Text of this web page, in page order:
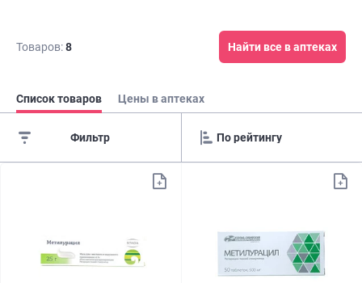
Товаров:8 Найти все в аптеках
Список товаров Цены в аптеках
Фильтр